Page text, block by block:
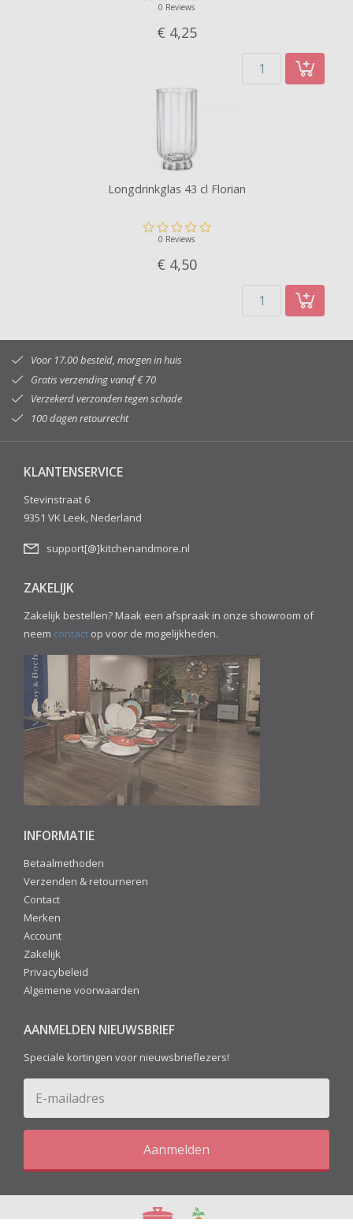
0 Reviews
€ 4,25
Longdrinkglas 43 cl Florian
0 Reviews
€ 4,50
Voor 17.00 besteld, morgen in huis
Gratis verzending vanaf € 70
Verzekerd verzonden tegen schade
100 dagen retourrecht
KLANTENSERVICE
Stevinstraat 6
9351 VK Leek, Nederland
support[@]kitchenandmore.nl
ZAKELIJK
Zakelijk bestellen? Maak een afspraak in onze showroom of
neem contact op voor de mogelijkheden.
INFORMATIE
Betaalmethoden
Verzenden & retourneren
Contact
Merken
Account
Zakelijk
Privacybeleid
Algemene voorwaarden
AANMELDEN NIEUWSBRIEF
Speciale kortingen voor nieuwsbrieflezers!
Aanmelden